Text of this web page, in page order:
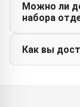
Можно ли
набора
Как вы